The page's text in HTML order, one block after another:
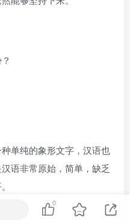
单纯的象形文字，汉语也
语非常原始，简单，缺乏
0